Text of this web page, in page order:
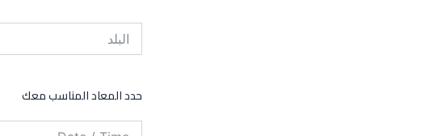
حدد المعاد المناسب معك